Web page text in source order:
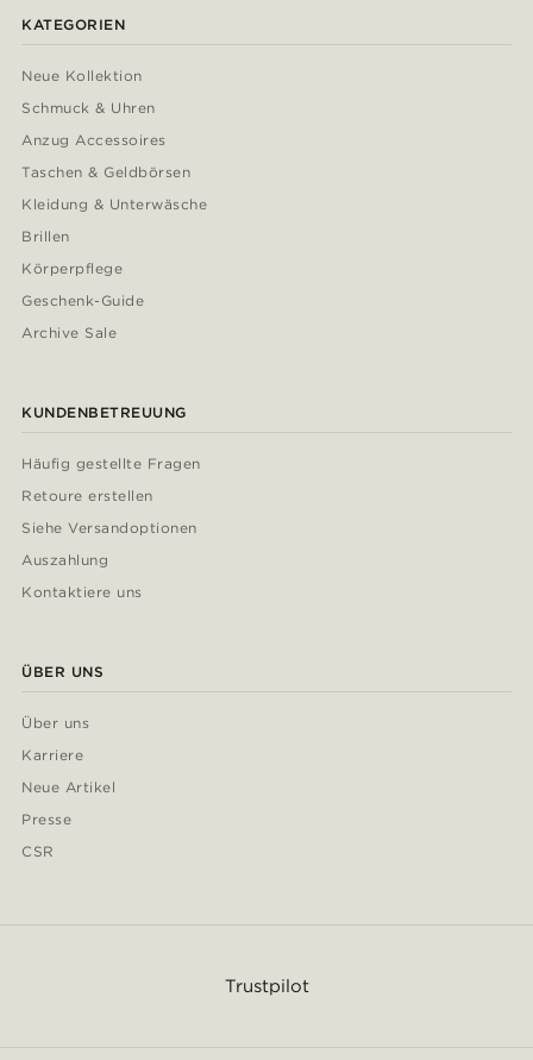
KATEGORIEN
Neue Kollektion
Schmuck & Uhren
Anzug Accessoires
Taschen & Geldbörsen
Kleidung & Unterwäsche
Brillen
Körperpflege
Geschenk-Guide
Archive Sale
KUNDENBETREUUNG
Häufig gestellte Fragen
Retoure erstellen
Siehe Versandoptionen
Auszahlung
Kontaktiere uns
ÜBER UNS
Über uns
Karriere
Neue Artikel
Presse
CSR
Trustpilot